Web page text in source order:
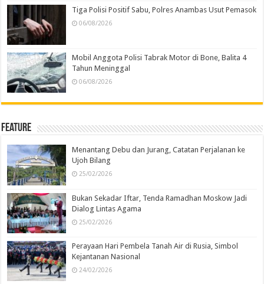
Tiga Polisi Positif Sabu, Polres Anambas Usut Pemasok
06/08/2026
Mobil Anggota Polisi Tabrak Motor di Bone, Balita 4
Tahun Meninggal
06/08/2026
Feature
Menantang Debu dan Jurang, Catatan Perjalanan ke
Ujoh Bilang
25/02/2026
Bukan Sekadar Iftar, Tenda Ramadhan Moskow Jadi
Dialog Lintas Agama
25/02/2026
Perayaan Hari Pembela Tanah Air di Rusia, Simbol
Kejantanan Nasional
24/02/2026